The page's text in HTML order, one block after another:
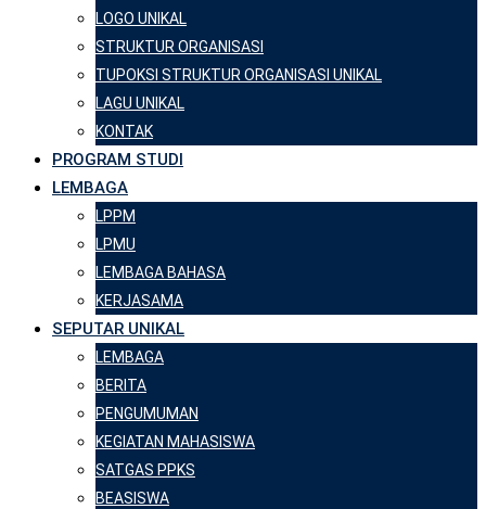
LOGO UNIKAL
STRUKTUR ORGANISASI
TUPOKSI STRUKTUR ORGANISASI UNIKAL
LAGU UNIKAL
KONTAK
PROGRAM STUDI
LEMBAGA
LPPM
LPMU
LEMBAGA BAHASA
KERJASAMA
SEPUTAR UNIKAL
LEMBAGA
BERITA
PENGUMUMAN
KEGIATAN MAHASISWA
SATGAS PPKS
BEASISWA